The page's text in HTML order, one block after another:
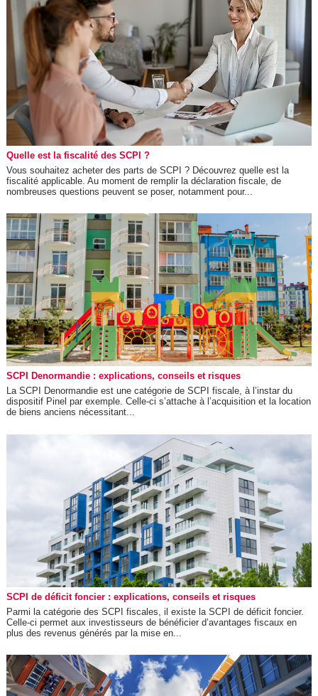
Quelle est la fiscalité des SCPI ?
Vous souhaitez acheter des parts de SCPI ? Découvrez quelle est la
fiscalité applicable. Au moment de remplir la déclaration fiscale, de
nombreuses questions peuvent se poser, notamment pour...
SCPI Denormandie : explications, conseils et risques
La SCPI Denormandie est une catégorie de SCPI fiscale, à l’instar du
dispositif Pinel par exemple. Celle-ci s’attache à l’acquisition et la location
de biens anciens nécessitant...
SCPI de déficit foncier : explications, conseils et risques
Parmi la catégorie des SCPI fiscales, il existe la SCPI de déficit foncier.
Celle-ci permet aux investisseurs de bénéficier d’avantages fiscaux en
plus des revenus générés par la mise en...